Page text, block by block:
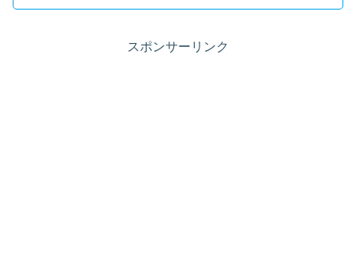
スポンサーリンク